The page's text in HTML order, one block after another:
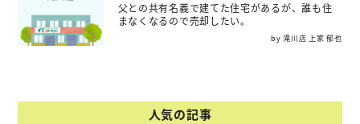
父との共有名義で建てた住宅があるが、誰も住
まなくなるので売却したい。
by 滝川店 上家 郁也
人気の記事